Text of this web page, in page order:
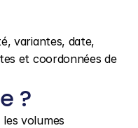
variantes, date,
et coordonnées de
?
les volumes